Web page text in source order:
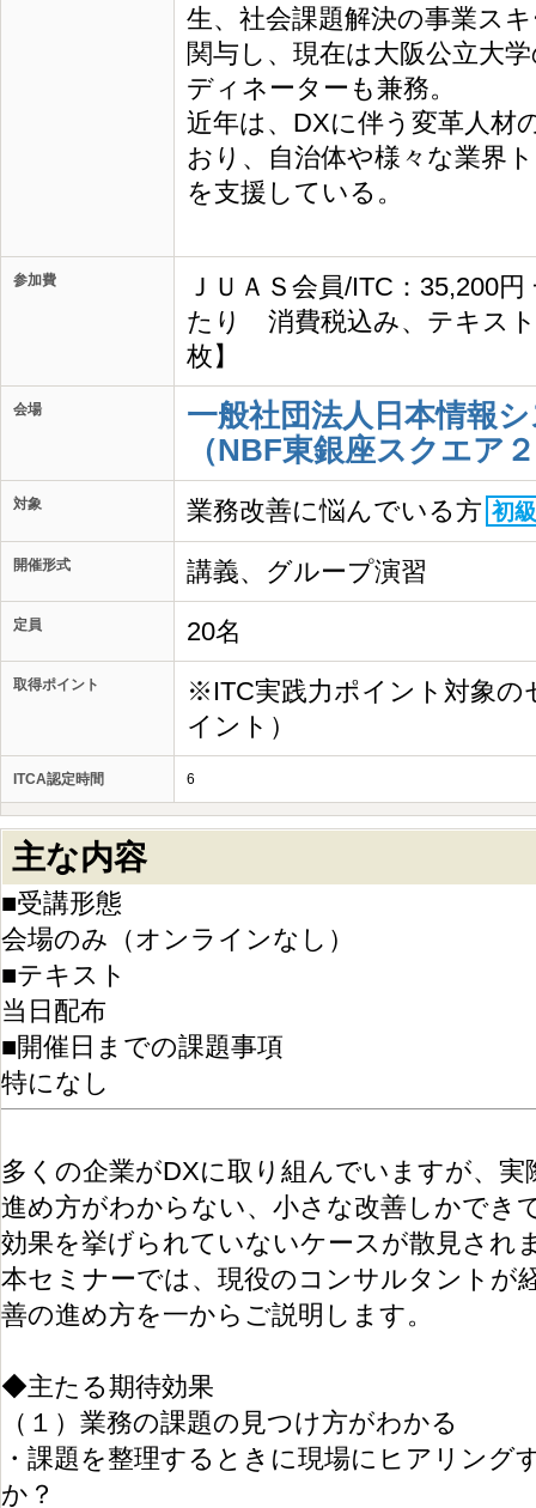
生、社会課題解決の事業ス
関与し、現在は大阪公立大
ディネーターも兼務。
近年は、DXに伴う変革人材
おり、自治体や様々な業界
を支援している。
参加費
ＪＵＡＳ会員/ITC：35,200
たり 消費税込み、テキス
枚】
会場
一般社団法人日本情報
（NBF東銀座スクエア
対象 業務改善に悩んでいる方 初級
開催形式 講義、グループ演習
定員 20名
取得ポイント
※ITC実践力ポイント対象の
イント）
ITCA認定時間 6
主な内容
■受講形態
会場のみ（オンラインなし）
■テキスト
当日配布
■開催日までの課題事項
特になし
多くの企業がDXに取り組んでいますが、
進め方がわからない、小さな改善しかでき
効果を挙げられていないケースが散見され
本セミナーでは、現役のコンサルタントが
善の進め方を一からご説明します。
◆主たる期待効果
（１）業務の課題の見つけ方がわかる
・課題を整理するときに現場にヒアリング
か？